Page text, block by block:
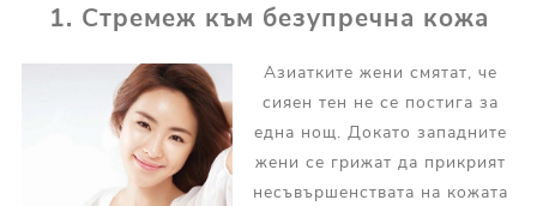
1. Стремеж към безупречна кожа
Азиатките жени смятат, че
сияен тен не се постига за
една нощ. Докато западните
жени се грижат да прикрият
несъвършенствата на кожата